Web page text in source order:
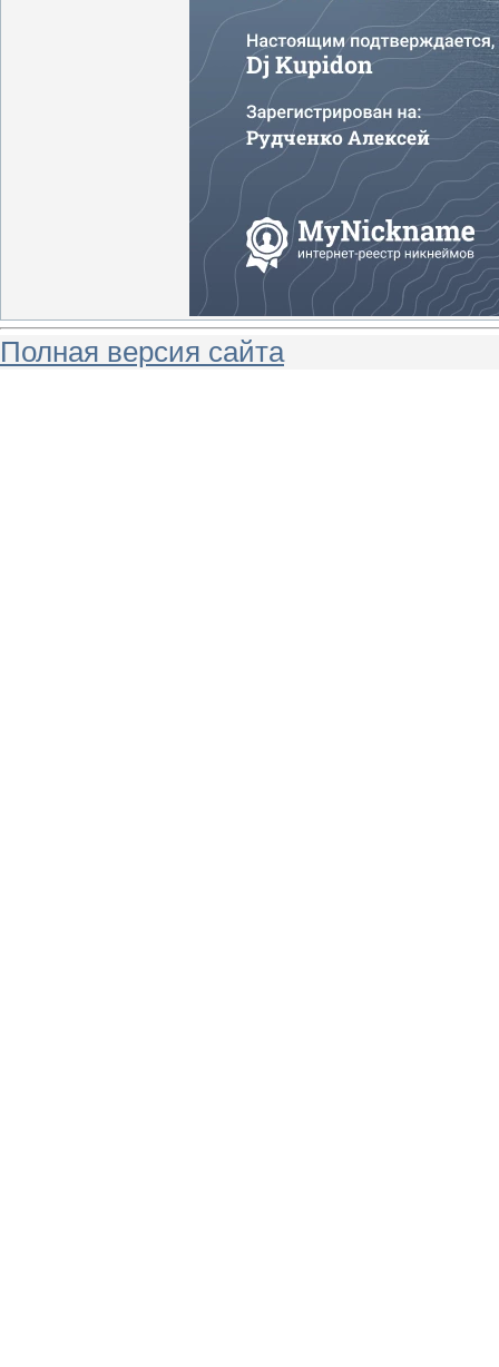
Полная версия сайта